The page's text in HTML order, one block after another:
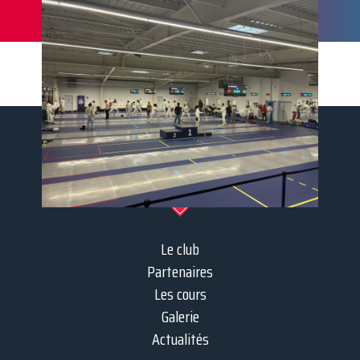
Le club
Partenaires
Les cours
Galerie
Actualités